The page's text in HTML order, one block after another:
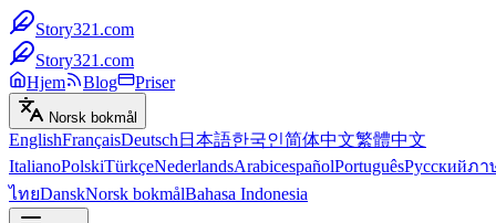
Story321.com
Story321.com
Hjem
Blog Priser
Norsk bokmål
EnglishFrançaisDeutsch 日本語한국인简体中文繁體中文
ItalianoPolskiTürkçeNederlandsArabicespañolPortuguêsРусскийภา
ไทยDanskNorsk bokmålBahasa Indonesia